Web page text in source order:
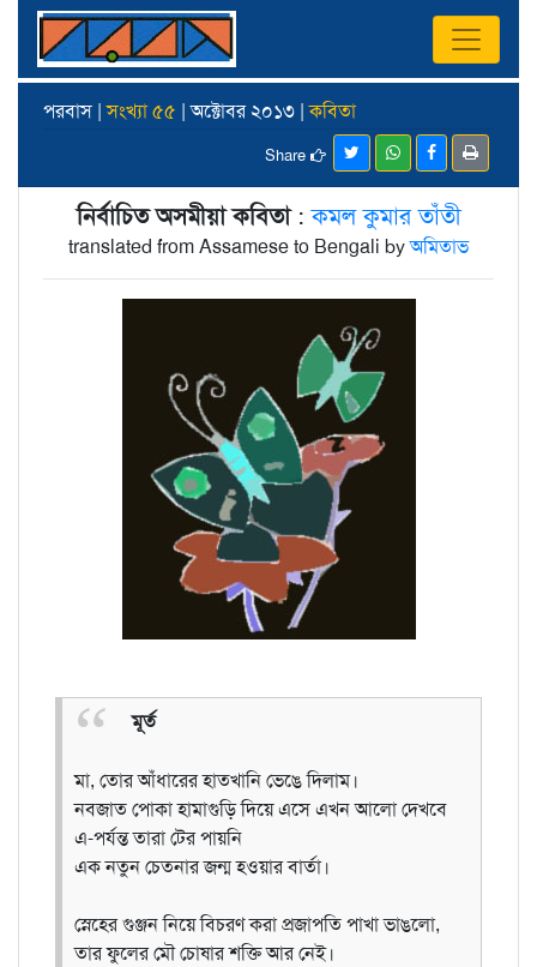
পরবাস |সংখ্যা ৫৫ | অক্টোবর ২০১৩ |কবিতা
Share
নির্বাচিত অসমীয়া কবিতা:কমল কুমার তাঁতী
translated from Assamese to Bengali byঅমিতাভ
মূর্ত
মা, তোর আঁধারের হাতখানি ভেঙে দিলাম।
নবজাত পোকা হামাগুড়ি দিয়ে এসে এখন আলো দেখবে
এ-পর্যন্ত তারা টের পায়নি
এক নতুন চেতনার জন্ম হওয়ার বার্তা।
স্নেহের গুঞ্জন নিয়ে বিচরণ করা প্রজাপতি পাখা ভাঙলো,
তার ফুলের মৌ চোষার শক্তি আর নেই।